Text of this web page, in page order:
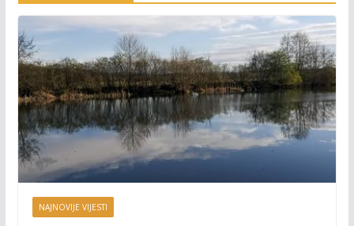
NAJNOVIJE VIJESTI